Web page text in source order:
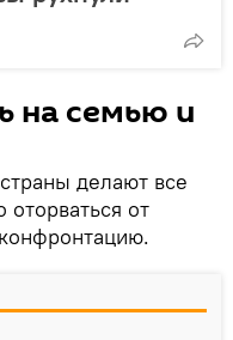
на семью и
делают все
оторваться от